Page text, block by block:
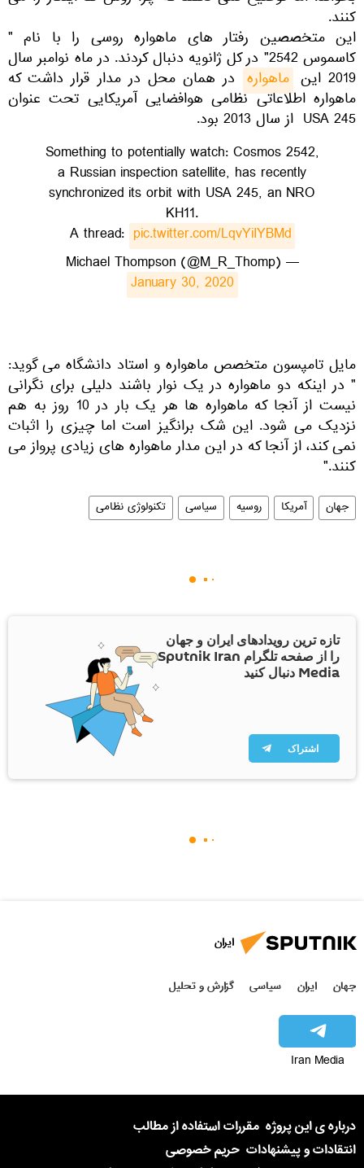
کنند.
این متخصصین رفتار های ماهواره روسی را با نام "
کاسموس 2542" در کل ژانویه دنبال کردند. در ماه نوامبر سال
2019 این ماهواره در همان محل در مدار قرار داشت که
ماهواره اطلاعاتی نظامی هوافضایی آمریکایی تحت عنوان
USA 245 از سال 2013 بود.
Something to potentially watch: Cosmos 2542,
a Russian inspection satellite, has recently
synchronized its orbit with USA 245, an NRO
KH11.
A thread: pic.twitter.com/LqvYiIYBMd
— Michael Thompson (@M_R_Thomp)
January 30, 2020
مایل تامپسون متخصص ماهواره و استاد دانشگاه می گوید:
" در اینکه دو ماهواره در یک نوار باشند دلیلی برای نگرانی
نیست از آنجا که ماهواره ها هر یک بار در 10 روز به هم
نزدیک می شود. این شک برانگیز است اما چیزی را اثبات
نمی کند، از آنجا که در این مدار ماهواره های زیادی پرواز می
کنند."
جهان آمریکا روسیه سیاسی تکنولوژی نظامی
تازه ترین رویدادهای ایران و جهان
را از صفحه تلگرام Sputnik Iran
Media دنبال کنید
اشتراک
ایران
جهان ایران سیاسی گزارش و تحلیل
Iran Media
درباره ی این پروژه مقررات استفاده از مطالب
انتقادات و پیشنهادات حریم خصوصی